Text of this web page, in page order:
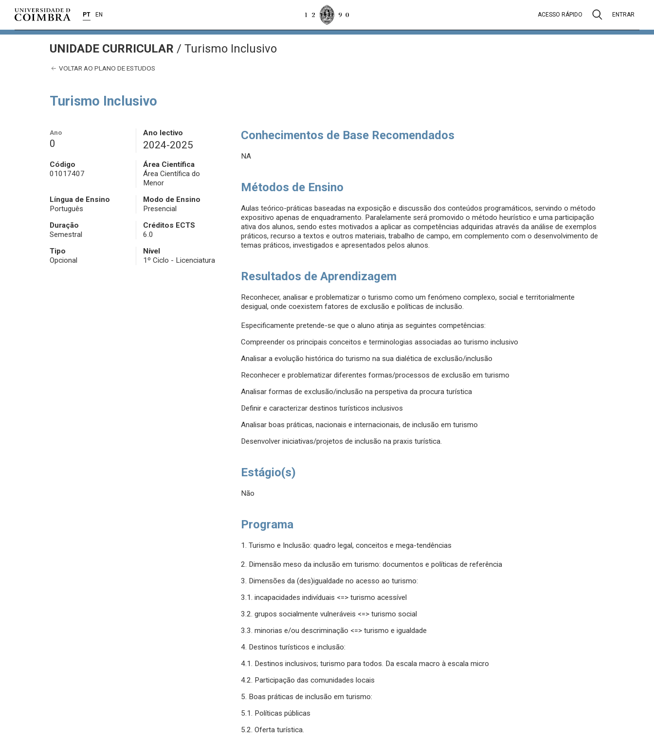
PT EN ACESSO RÁPIDO ENTRAR
UNIDADE CURRICULAR / Turismo Inclusivo
VOLTAR AO PLANO DE ESTUDOS
Turismo Inclusivo
Ano
0
Ano lectivo
2024-2025
Código
01017407
Área Científica
Área Científica do
Menor
Língua de Ensino
Português
Modo de Ensino
Presencial
Duração
Semestral
Créditos ECTS
6.0
Tipo
Opcional
Nível
1º Ciclo - Licenciatura
Conhecimentos de Base Recomendados
NA
Métodos de Ensino
Aulas teórico-práticas baseadas na exposição e discussão dos conteúdos programáticos, servindo o método
expositivo apenas de enquadramento. Paralelamente será promovido o método heurístico e uma participação
ativa dos alunos, sendo estes motivados a aplicar as competências adquiridas através da análise de exemplos
práticos, recurso a textos e outros materiais, trabalho de campo, em complemento com o desenvolvimento de
temas práticos, investigados e apresentados pelos alunos.
Resultados de Aprendizagem
Reconhecer, analisar e problematizar o turismo como um fenómeno complexo, social e territorialmente
desigual, onde coexistem fatores de exclusão e políticas de inclusão.
Especificamente pretende-se que o aluno atinja as seguintes competências:
Compreender os principais conceitos e terminologias associadas ao turismo inclusivo
Analisar a evolução histórica do turismo na sua dialética de exclusão/inclusão
Reconhecer e problematizar diferentes formas/processos de exclusão em turismo
Analisar formas de exclusão/inclusão na perspetiva da procura turística
Definir e caracterizar destinos turísticos inclusivos
Analisar boas práticas, nacionais e internacionais, de inclusão em turismo
Desenvolver iniciativas/projetos de inclusão na praxis turística.
Estágio(s)
Não
Programa
1. Turismo e Inclusão: quadro legal, conceitos e mega-tendências
2. Dimensão meso da inclusão em turismo: documentos e políticas de referência
3. Dimensões da (des)igualdade no acesso ao turismo:
3.1. incapacidades indivíduais <=> turismo acessível
3.2. grupos socialmente vulneráveis <=> turismo social
3.3. minorias e/ou descriminação <=> turismo e igualdade
4. Destinos turísticos e inclusão:
4.1. Destinos inclusivos; turismo para todos. Da escala macro à escala micro
4.2. Participação das comunidades locais
5. Boas práticas de inclusão em turismo:
5.1. Políticas públicas
5.2. Oferta turística.